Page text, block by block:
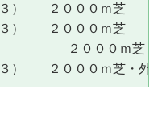
３）   ２０００ｍ芝
３）   ２０００ｍ芝
２０００ｍ芝